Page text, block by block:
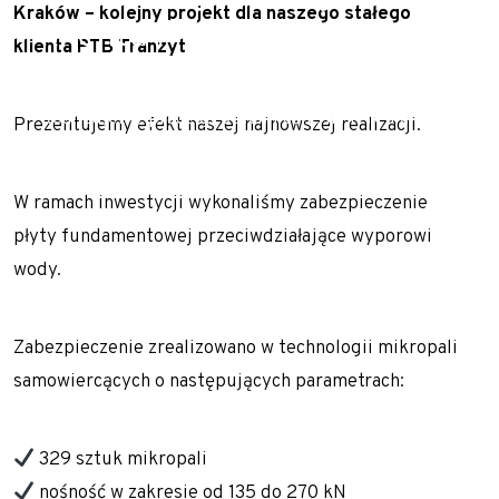
Referencje
Start
Usługi geotechniczne
Kolumny DSM
Kolumny jet-grouting
Pale CFA – fundamentowanie bez wibracji
i hałasu
klienta PTB Tranzyt
Realizujemy prace geotechniczne na terenie całej
Kraków – kolejny projekt dla naszego stałego
klienta PTB Tranzyt
Prezentujemy efekt naszej najnowszej realizacji.
W ramach inwestycji wykonaliśmy zabezpieczenie
płyty fundamentowej przeciwdziałające wyporowi
wody.
Zabezpieczenie zrealizowano w technologii mikropali
samowiercących o następujących parametrach:
329 sztuk mikropali
nośność w zakresie od 135 do 270 kN